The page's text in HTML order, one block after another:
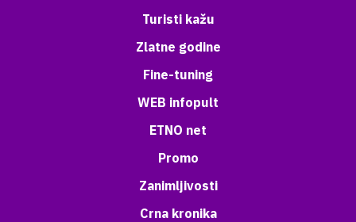
Turisti kažu
Zlatne godine
Fine-tuning
WEB infopult
ETNO net
Promo
Zanimljivosti
Crna kronika